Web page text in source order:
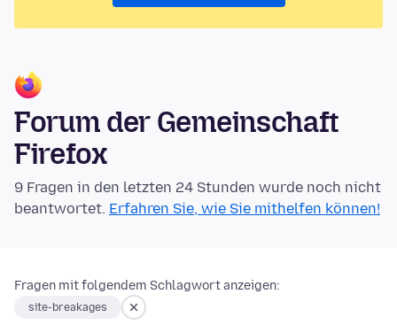
Forum der Gemeinschaft
Firefox
9 Fragen in den letzten 24 Stunden wurde noch nicht
beantwortet. Erfahren Sie, wie Sie mithelfen können!
Fragen mit folgendem Schlagwort anzeigen:
site-breakages